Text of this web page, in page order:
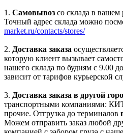
1. Самовывоз со склада в вашем
Точный адрес склада можно
market.ru/contacts/stores/
2. Доставка заказа
которую клиент вызывает
нашего склада по будням с 9.00
зависит от тарифов курьерской
3. Доставка заказа в другой
транспортными компаниями:
прочие. Отгрузка до терминалов
Можем отправить заказ любой